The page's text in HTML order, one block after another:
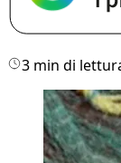
3 min di